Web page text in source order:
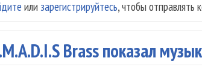
или зарегистрируйтесь, чтобы отправлять
Brass показал